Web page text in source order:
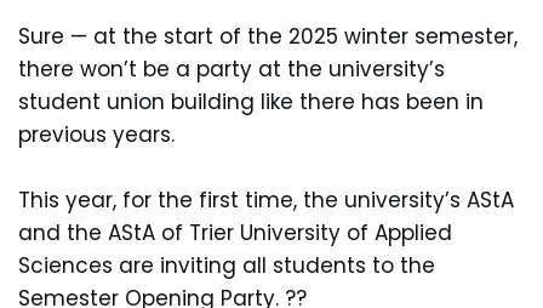
Sure — at the start of the 2025 winter semester,
there won’t be a party at the university’s
student union building like there has been in
previous years.
This year, for the first time, the university’s AStA
and the AStA of Trier University of Applied
Sciences are inviting all students to the
Semester Opening Party. ??